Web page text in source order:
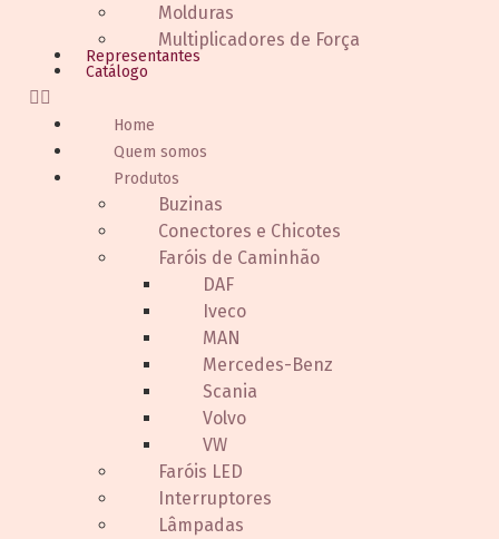
Molduras
Multiplicadores de Força
Representantes
Catálogo
Home
Quem somos
Produtos
Buzinas
Conectores e Chicotes
Faróis de Caminhão
DAF
Iveco
MAN
Mercedes-Benz
Scania
Volvo
VW
Faróis LED
Interruptores
Lâmpadas